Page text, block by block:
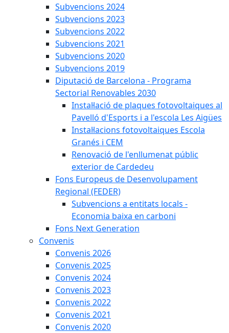
Subvencions 2024
Subvencions 2023
Subvencions 2022
Subvencions 2021
Subvencions 2020
Subvencions 2019
Diputació de Barcelona - Programa
Sectorial Renovables 2030
Instal·lació de plaques fotovoltaiques al
Pavelló d'Esports i a l'escola Les Aigües
Instal·lacions fotovoltaiques Escola
Granés i CEM
Renovació de l'enllumenat públic
exterior de Cardedeu
Fons Europeus de Desenvolupament
Regional (FEDER)
Subvencions a entitats locals -
Economia baixa en carboni
Fons Next Generation
Convenis
Convenis 2026
Convenis 2025
Convenis 2024
Convenis 2023
Convenis 2022
Convenis 2021
Convenis 2020